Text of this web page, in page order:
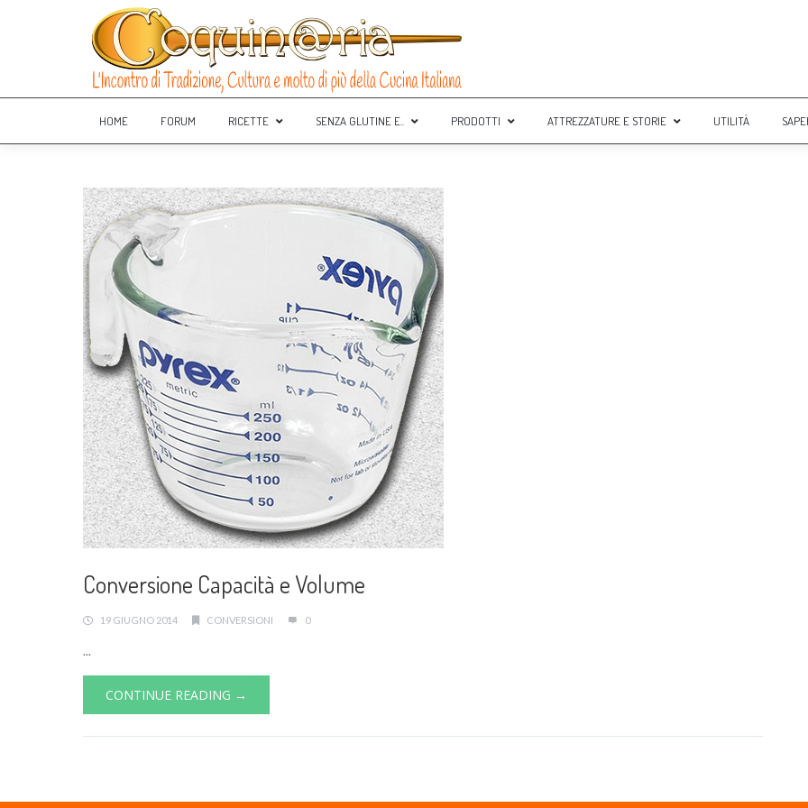
HOME FORUM RICETTE SENZA GLUTINE E.. PRODOTTI ATTREZZATURE E STORIE UTILITÀ
Conversione Capacità e Volume
19 GIUGNO 2014 CONVERSIONI 0
...
CONTINUE READING →